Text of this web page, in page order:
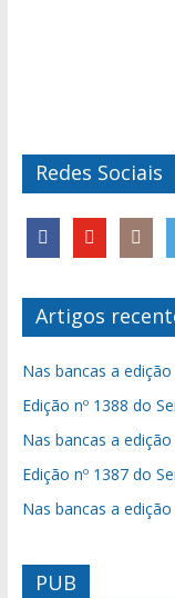
Redes Sociais
Artigos
Nas bancas a
Edição nº 1388 do
Nas bancas a
Edição nº 1387 do
Nas bancas a
PUB